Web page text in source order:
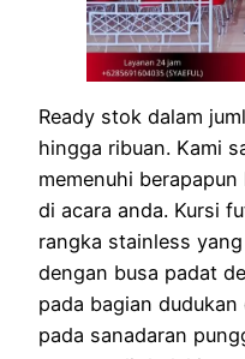
Ready stok dalam
hingga ribuan. Kami
memenuhi
di acara anda. Kursi
rangka stainless
dengan busa padat
pada bagian
pada sanadaran